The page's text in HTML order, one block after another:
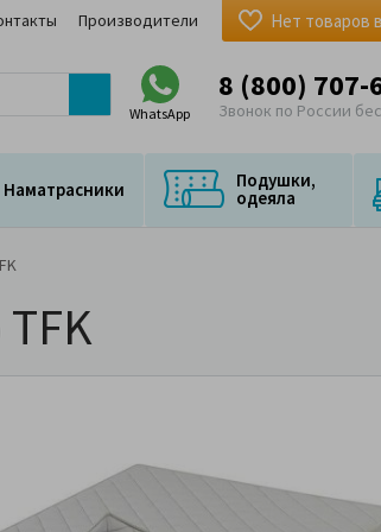
Производители Нет товаров
WhatsApp
8 (800) 707-
Звонок по России
Наматрасники Подушки,
одеяла